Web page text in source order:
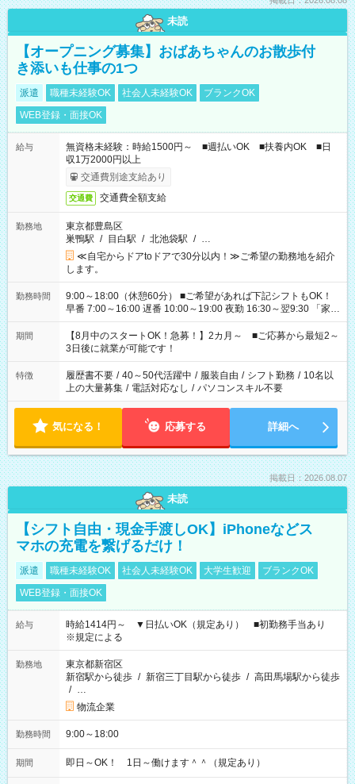
未読
【オープニング募集】おばあちゃんのお散歩付
き添いも仕事の1つ
派遣 職種未経験OK 社会人未経験OK
ブランクOK
WEB登録・面接OK
給与
無資格未経験：時給1500円～ ■週払いOK ■扶養内OK ■日
収1万2000円以上
交通費別途支給あり
交通費 交通費全額支給
勤務地
東京都豊島区
巣鴨駅 / 目白駅 / 北池袋駅 / …
≪自宅からドアtoドアで30分以内！≫ご希望の勤務地を紹介
します。
勤務時間
9:00～18:00（休憩60分） ■ご希望があれば下記シフトもOK！
早番 7:00～16:00 遅番 10:00～19:00 夜勤 16:30～翌9:30 「家族
と休みを合わせたい」 「余裕を持って夕飯の準備がしたい」
「できれば残業はしたくない」 など、ご希望を教えてください
ね。 ※Wワーク希望の方へ 今ご覧のお仕事で希望する勤務時間
と、もう1つのお仕事の勤務時間。 合計で週40時間を超える場
合は応募できません。
期間
【8月中のスタートOK！急募！】2カ月～ ■ご応募から最短2～
3日後に就業が可能です！
特徴 履歴書不要 / 40～50代活躍中 / 服装自由 / シフト勤務 / 10名以
上の大量募集 / 電話対応なし / パソコンスキル不要
気になる！ 応募する 詳細へ
掲載日：2026.08.07
未読
【シフト自由・現金手渡しOK】iPhoneなどス
マホの充電を繋げるだけ！
派遣 職種未経験OK 社会人未経験OK 大学生歓迎
ブランクOK
WEB登録・面接OK
給与
時給1414円～ ▼日払いOK（規定あり） ■初勤務手当あり
※規定による
勤務地
東京都新宿区
新宿駅から徒歩 / 新宿三丁目駅から徒歩 / 高田馬場駅から徒歩
/ …
物流企業
勤務時間 9:00～18:00
期間 即日～OK！ 1日～働けます＾＾（規定あり）